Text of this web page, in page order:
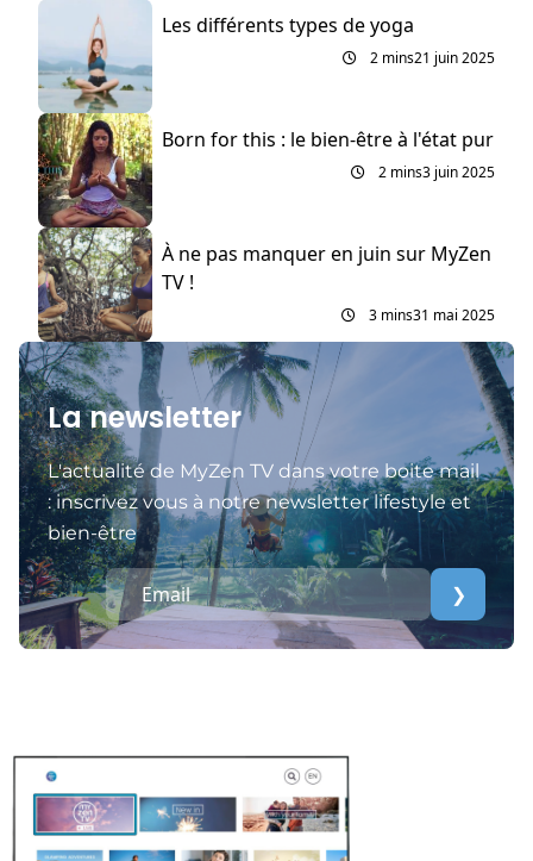
Les différents types de yoga
2 mins21 juin 2025
Born for this : le bien-être à l'état pur
2 mins3 juin 2025
À ne pas manquer en juin sur MyZen
TV !
3 mins31 mai 2025
La newsletter
L'actualité de MyZen TV dans votre boite mail
: inscrivez vous à notre newsletter lifestyle et
bien-être
❯